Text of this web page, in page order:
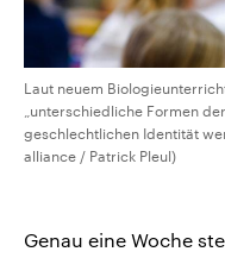
Laut neuem
„unterschiedliche Formen
geschlechtlichen Identität
alliance / Patrick Pleul)
Genau eine Woche